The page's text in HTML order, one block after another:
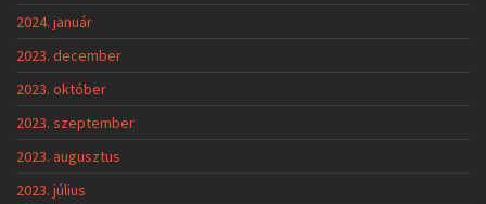
2024. január
2023. december
2023. október
2023. szeptember
2023. augusztus
2023. július